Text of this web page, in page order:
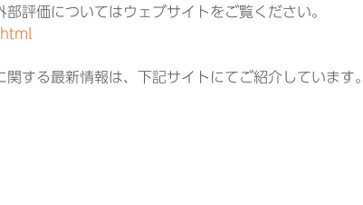
評価についてはウェブサイトをご覧ください。
する最新情報は、下記サイトにてご紹介しています。